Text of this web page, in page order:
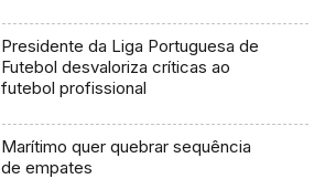
Presidente da Liga Portuguesa de
Futebol desvaloriza críticas ao
futebol profissional
Marítimo quer quebrar sequência
de empates